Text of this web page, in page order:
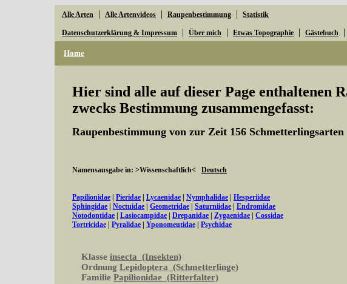
Alle Arten | Alle Artenvideos | Raupenbestimmung | Statistik
Datenschutzerklärung & Impressum | Über mich | Etwas Topographie | Gästebuch |
Home
Hier sind alle auf dieser Page enthaltenen
zwecks Bestimmung zusammengefasst:
Raupenbestimmung von zur Zeit 156 Schmetterlingsarten
Namensausgabe in: >Wissenschaftlich< Deutsch
Papilionidae Pieridae Lycaenidae Nymphalidae
Hesperiidae
Sphingidae
Noctuidae Geometridae Saturniidae
Endromidae
Notodontidae
Lasiocampidae Drepanidae Zygaenidae
Cossidae
Tortricidae
Pyralidae Yponomeutidae Psychidae
Klasse insecta (Insekten)
Ordnung Lepidoptera (Schmetterlinge)
Familie Papilionidae (Ritterfalter)